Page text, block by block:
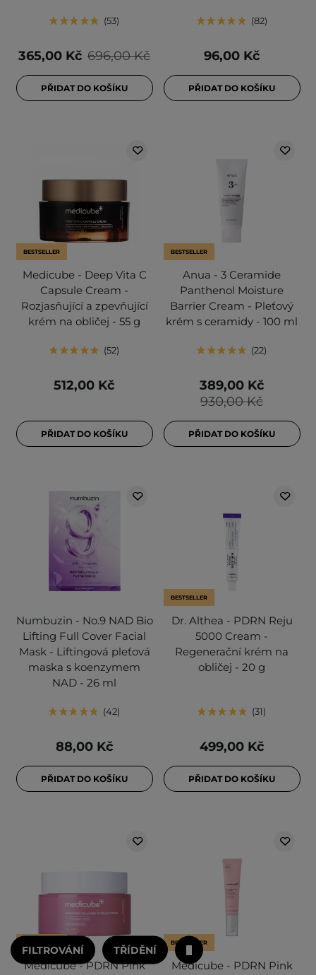
53
696,00 Kč
365,00 Kč
PŘIDAT DO KOŠÍKU
82
96,00 Kč
PŘIDAT DO KOŠÍKU
BESTSELLER
Medicube - Deep Vita C
Capsule Cream -
Rozjasňující a zpevňující
krém na obličej - 55 g
52
512,00 Kč
PŘIDAT DO KOŠÍKU
BESTSELLER
Anua - 3 Ceramide
Panthenol Moisture
Barrier Cream - Pleťový
krém s ceramidy - 100 ml
22
930,00 Kč
389,00 Kč
PŘIDAT DO KOŠÍKU
Numbuzin - No.9 NAD Bio
Lifting Full Cover Facial
Mask - Liftingová pleťová
maska s koenzymem
NAD - 26 ml
42
88,00 Kč
PŘIDAT DO KOŠÍKU
BESTSELLER
Dr. Althea - PDRN Reju
5000 Cream -
Regenerační krém na
obličej - 20 g
31
499,00 Kč
PŘIDAT DO KOŠÍKU
Medicube - PDRN Pink
BESTSELLER
Medicube - PDRN Pink
FILTROVÁNÍ TŘÍDĚNÍ